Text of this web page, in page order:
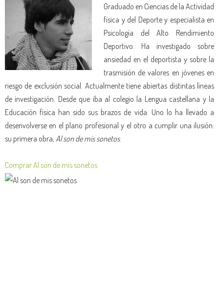
Graduado en Ciencias de la Actividad
física y del Deporte y especialista en
Psicología del Alto Rendimiento
Deportivo. Ha investigado sobre
ansiedad en el deportista y sobre la
trasmisión de valores en jóvenes en
riesgo de exclusión social. Actualmente tiene abiertas distintas líneas
de investigación. Desde que iba al colegio la Lengua castellana y la
Educación física han sido sus brazos de vida. Uno lo ha llevado a
desenvolverse en el plano profesional y el otro a cumplir una ilusión:
su primera obra, Al son de mis sonetos.
Comprar Al son de mis sonetos